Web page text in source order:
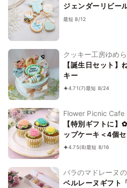
ジェンダーリビー
最短 8/12
クッキー工房ゆめ
【誕生日セット】
キー
4.71(7)最短 8/24
Flower Picnic
【特別ギフトに
ップケーキ＜4個セ
4.75(8)最短 8/16
バラのマドレーヌ
ベルレーヌギフト